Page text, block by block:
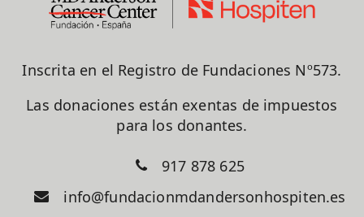
Inscrita en el Registro de Fundaciones Nº573.
Las donaciones están exentas de impuestos
para los donantes.
917 878 625
info@fundacionmdandersonhospiten.es